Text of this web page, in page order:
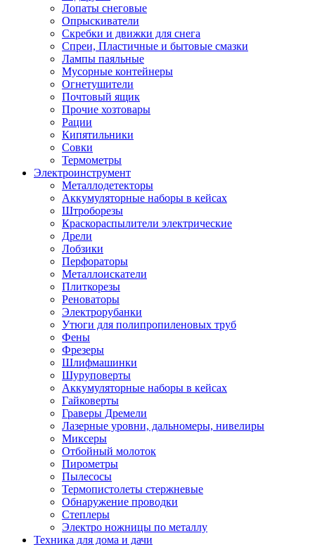
Лопаты снеговые
Опрыскиватели
Скребки и движки для снега
Спреи, Пластичные и бытовые смазки
Лампы паяльные
Мусорные контейнеры
Огнетушители
Почтовый ящик
Прочие хозтовары
Рации
Кипятильники
Совки
Термометры
Электроинструмент
Металлодетекторы
Аккумуляторные наборы в кейсах
Штроборезы
Краскораспылители электрические
Дрели
Лобзики
Перфораторы
Металлоискатели
Плиткорезы
Реноваторы
Электрорубанки
Утюги для полипропиленовых труб
Фены
Фрезеры
Шлифмашинки
Шуруповерты
Аккумуляторные наборы в кейсах
Гайковерты
Граверы Дремели
Лазерные уровни, дальномеры, нивелиры
Миксеры
Отбойный молоток
Пирометры
Пылесосы
Термопистолеты стержневые
Обнаружение проводки
Степлеры
Электро ножницы по металлу
Техника для дома и дачи